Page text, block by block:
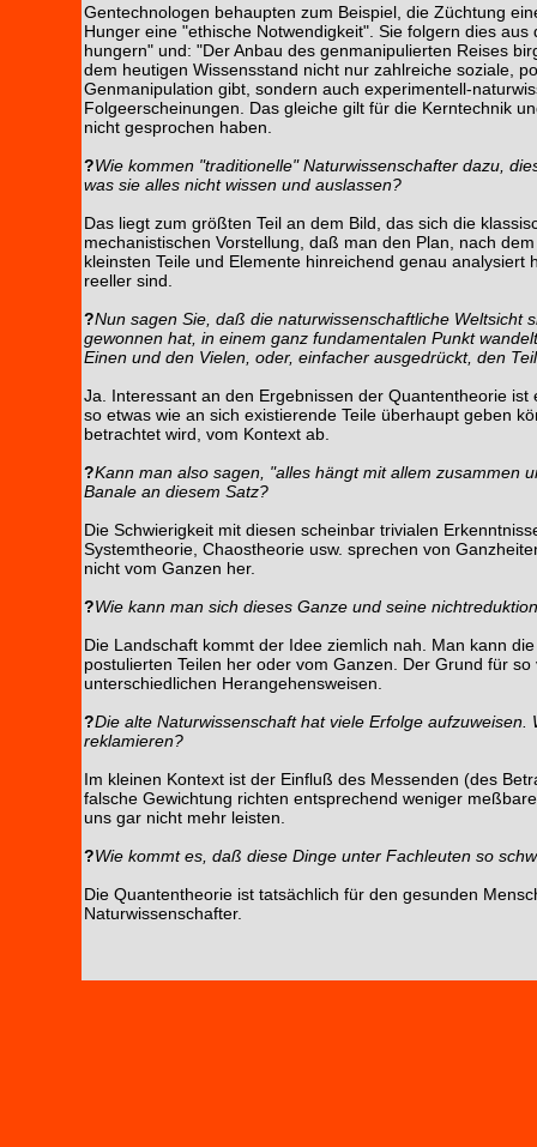
Gentechnologen behaupten zum Beispiel, die Züchtung
Hunger eine "ethische Notwendigkeit". Sie folgern dies
hungern" und: "Der Anbau des genmanipulierten Reises
dem heutigen Wissensstand nicht nur zahlreiche soziale,
Genmanipulation gibt, sondern auch experimentell-
Folgeerscheinungen. Das gleiche gilt für die Kerntechnik
nicht gesprochen haben.
?Wie kommen "traditionelle" Naturwissenschafter dazu,
was sie alles nicht wissen und auslassen?
Das liegt zum größten Teil an dem Bild, das sich die
mechanistischen Vorstellung, daß man den Plan, nach
kleinsten Teile und Elemente hinreichend genau
reeller sind.
?Nun sagen Sie, daß die naturwissenschaftliche
gewonnen hat, in einem ganz fundamentalen Punkt
Einen und den Vielen, oder, einfacher ausgedrückt, den
Ja. Interessant an den Ergebnissen der Quantentheorie
so etwas wie an sich existierende Teile überhaupt geben
betrachtet wird, vom Kontext ab.
?Kann man also sagen, "alles hängt mit allem zusammen
Banale an diesem Satz?
Die Schwierigkeit mit diesen scheinbar trivialen
Systemtheorie, Chaostheorie usw. sprechen von
nicht vom Ganzen her.
?Wie kann man sich dieses Ganze und seine
Die Landschaft kommt der Idee ziemlich nah. Man kann
postulierten Teilen her oder vom Ganzen. Der Grund für
unterschiedlichen Herangehensweisen.
?Die alte Naturwissenschaft hat viele Erfolge
reklamieren?
Im kleinen Kontext ist der Einfluß des Messenden (des
falsche Gewichtung richten entsprechend weniger
uns gar nicht mehr leisten.
?Wie kommt es, daß diese Dinge unter Fachleuten so
Die Quantentheorie ist tatsächlich für den gesunden
Naturwissenschafter.